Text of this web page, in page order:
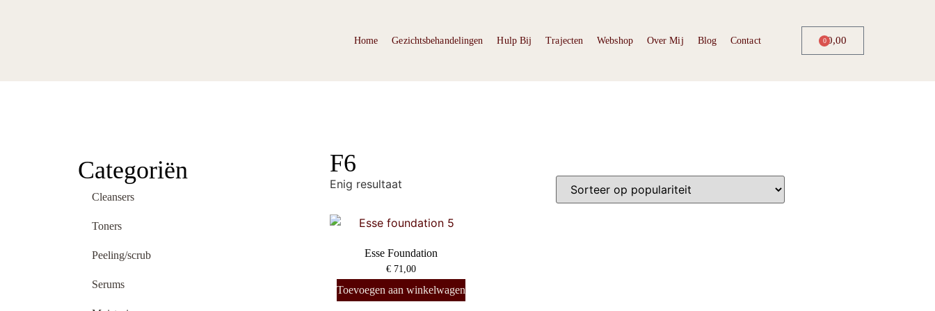
Home Gezichtsbehandelingen Hulp Bij Trajecten Webshop Over Mij Blog Contact €0,00
0
Categoriën
Cleansers
Toners
Peeling/scrub
Serums
F6
Enig resultaat
Esse Foundation
€71,00
Toevoegen aan winkelwagen